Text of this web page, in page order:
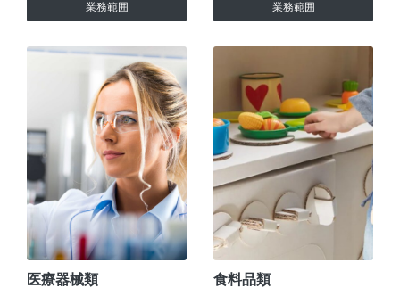
業務範囲 業務範囲
医療器械類 食料品類